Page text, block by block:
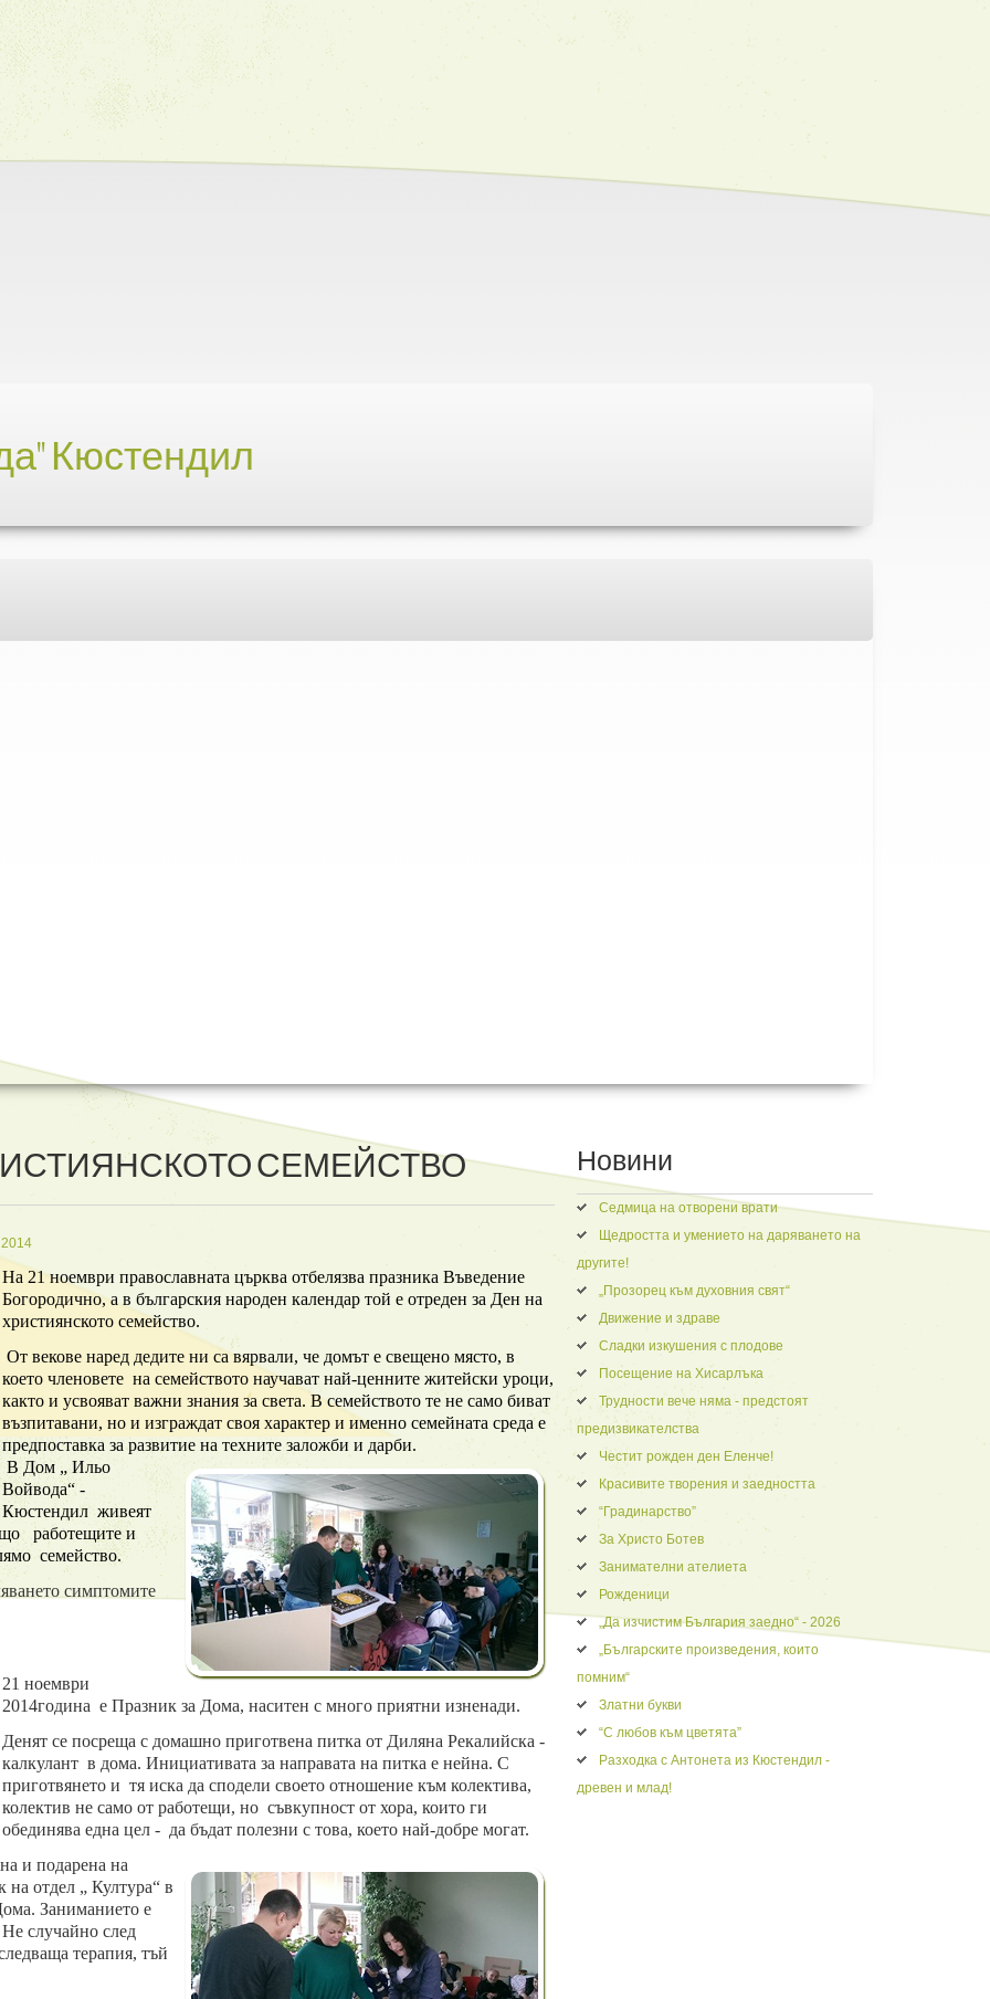
Кюстендил
СЕМЕЙСТВО
На 21 ноември православната църква отбелязва празника Въведение
Богородично, а в българския народен календар той е отреден за Ден на
християнското семейство.
От векове наред дедите ни са вярвали, че домът е свещено място, в
което членовете на семейството научават най-ценните житейски уроци,
както и усвояват важни знания за света. В семейството те не само биват
възпитавани, но и изграждат своя характер и именно семейната среда е
предпоставка за развитие на техните заложби и дарби.
ВДом „ Ильо
Войвода“ -
Кюстендил живеят
работещите и
семейство.
симптомите
21 ноември
2014година е Празник за Дома, наситен с много приятни изненади.
Денят се посреща с домашно приготвена питка от Диляна Рекалийска -
калкулант в дома. Инициативата за направата на питка е нейна. С
приготвянето и тя иска да сподели своето отношение към колектива,
колектив не само от работещи, но съвкупност от хора, които ги
обединява една цел - да бъдат полезни с това, което най-добре могат.
и подарена на
на отдел „ Култура“ в
Заниманието е
случайно след
терапия, тъй
Новини
Седмица на отворени врати
Щедростта и умението на даряването на
другите!
„Прозорец към духовния свят“
Движение и здраве
Сладки изкушения с плодове
Посещение на Хисарлъка
Трудности вече няма - предстоят
предизвикателства
Честит рожден ден Еленче!
Красивите творения и заедността
“Градинарство”
За Христо Ботев
Занимателни ателиета
Рожденици
„Да изчистим България заедно“ - 2026
„Българските произведения, които
помним“
Златни букви
“С любов към цветята”
Разходка с Антонета из Кюстендил -
древен и млад!